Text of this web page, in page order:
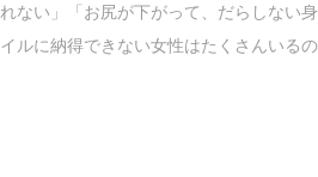
ない」「お尻が下がって、だらしない身
ルに納得できない女性はたくさんいるの